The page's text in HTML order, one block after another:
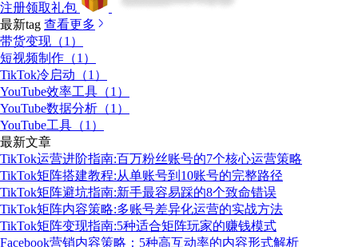
注册领取礼包
最新tag 查看更多
带货变现（1）
短视频制作（1）
TikTok冷启动（1）
YouTube效率工具（1）
YouTube数据分析（1）
YouTube工具（1）
最新文章
TikTok运营进阶指南:百万粉丝账号的7个核心运营策略
TikTok矩阵搭建教程:从单账号到10账号的完整路径
TikTok矩阵避坑指南:新手最容易踩的8个致命错误
TikTok矩阵内容策略:多账号差异化运营的实战方法
TikTok矩阵变现指南:5种适合矩阵玩家的赚钱模式
Facebook营销内容策略：5种高互动率的内容形式解析